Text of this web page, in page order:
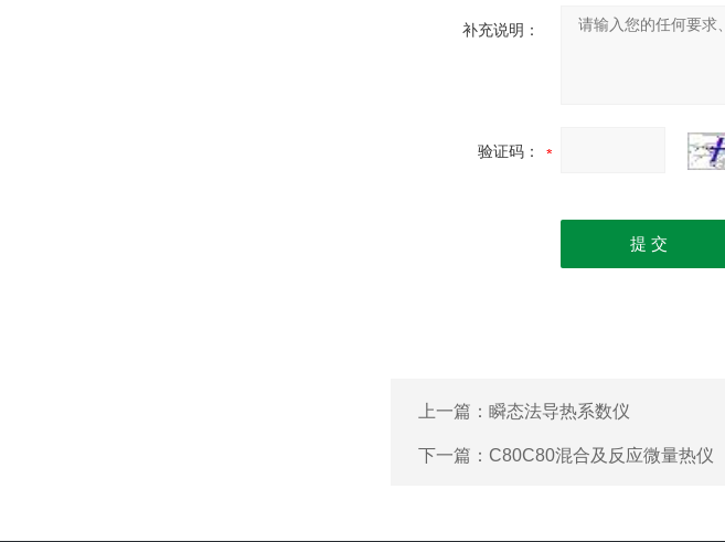
补充说明：
验证码：
上一篇： 瞬态法导热系数仪
下一篇： C80C80混合及反应微量热仪